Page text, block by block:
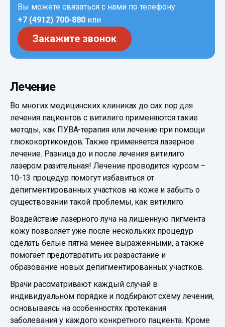
Вы можете связаться с нами по телефону
+7 (4912) 700-880 или
Закажите звонок
Лечение
Во многих медицинских клиниках до сих пор для
лечения пациентов с витилиго применяются такие
методы, как ПУВА-терапия или лечение при помощи
глюкокортикоидов. Также применяется лазерное
лечение. Разница до и после лечения витилиго
лазером разительная! Лечение проводится курсом –
10-13 процедур помогут избавиться от
депигментированных участков на коже и забыть о
существовании такой проблемы, как витилиго.
Воздействие лазерного луча на лишенную пигмента
кожу позволяет уже после нескольких процедур
сделать белые пятна менее выраженными, а также
помогает предотвратить их разрастание и
образование новых депигментированных участков.
Врачи рассматривают каждый случай в
индивидуальном порядке и подбирают схему лечения,
основываясь на особенностях протекания
заболевания у каждого конкретного пациента. Кроме